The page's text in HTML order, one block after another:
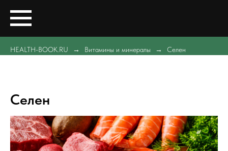
HEALTH-BOOK.RU Витамины и минералы Селен
Селен